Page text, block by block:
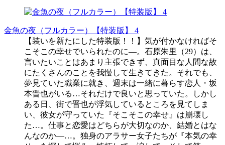
金魚の夜（フルカラー）【特装版】 4
【装いを新たにした特装版！！】気が付かなければそ
こそこの幸せでいられたのに―。石原朱里（29）は、
言いたいことはあまり主張できず、真面目な人間な故
にたくさんのことを我慢して生きてきた。それでも、
夢見ていた職業に就き、週末は一緒に暮らす恋人・坂
本晋也がいる…それだけで良いと思っていた。しかし
ある日、街で晋也が浮気しているところを見てしま
い、彼女が守っていた『そこそこの幸せ』は崩壊し
た…。仕事と恋愛はどちらが大切なのか、結婚とはな
んなのか―…。独身のアラサー女子たちが『本気の幸